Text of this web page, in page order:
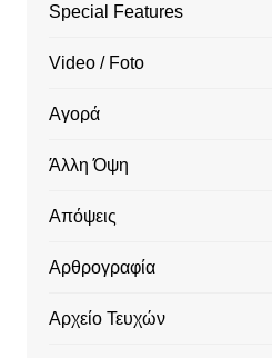
Special Features
Video / Foto
Αγορά
Άλλη Όψη
Απόψεις
Αρθρογραφία
Αρχείο Τευχών